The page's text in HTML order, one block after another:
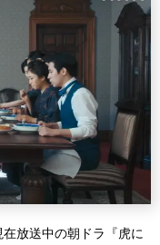
放送中の朝ドラ『虎に